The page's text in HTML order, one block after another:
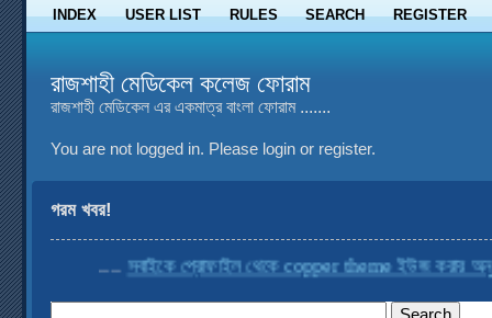
INDEX USER LIST RULES SEARCH REGISTER
রাজশাহী মেডিকেল কলেজ ফোরাম
রাজশাহী মেডিকেল এর একমাত্র বাংলা ফোরাম .......
You are not logged in. Please login or register.
গরম খবর!
....সবাইকে প্রোফাইল থেকে copper theme ইউজ করার